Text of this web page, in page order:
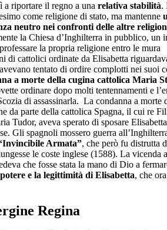
a riportare il regno a una relativa stabilità.
come religione di stato, ma mantenne
neutro nei confronti delle altre
la Chiesa d’Inghilterra in pubblico, un
la propria religione entro le mura
di cattolici ordinate da Elisabetta
tentato di ordire complotti nei suoi
a morte della cugina cattolica Maria
ordinare dopo molti tentennamenti e
di assassinarla. La condanna a morte
da parte della cattolica Spagna, il cui re
Tudor, aveva sperato di sposare
Gli spagnoli mossero guerra
Armata”, che però fu distrutta
le coste inglese (1588). La vicenda
che fosse stata la mano di Dio a
e la legittimità di Elisabetta, che
Regina